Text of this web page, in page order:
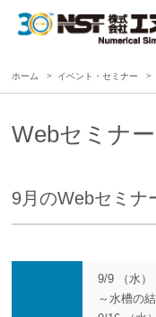
ホーム イベント・セミナー
Webセミナー
9月のWebセミナ
9/9 （水
～水槽の